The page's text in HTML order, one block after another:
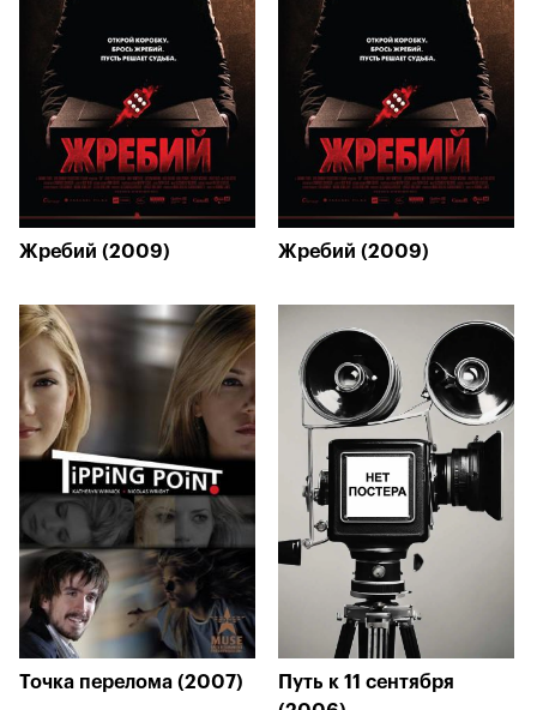
Жребий (2009) Жребий (2009)
Точка перелома (2007)
Путь к 11 сентября